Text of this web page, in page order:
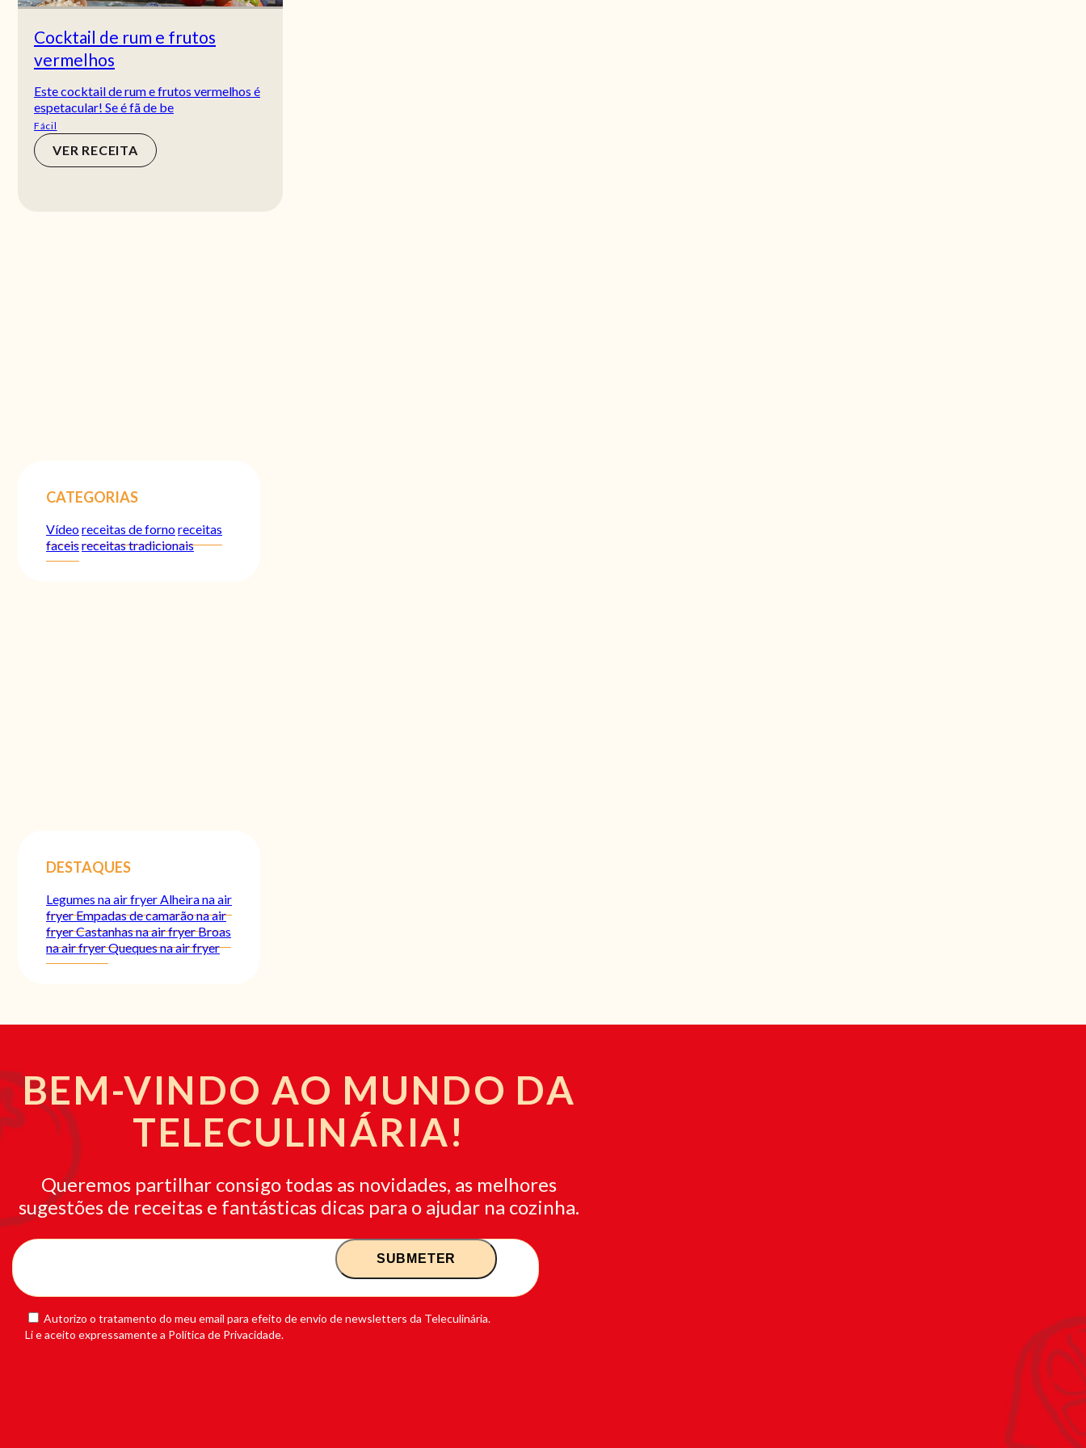
Cocktail de rum e frutos
vermelhos
Este cocktail de rum e frutos vermelhos é
espetacular! Se é fã de be
Fácil
VER RECEITA
CATEGORIAS
Vídeoreceitas de fornoreceitas
faceisreceitas tradicionais
DESTAQUES
Legumes na air fryerAlheira na air
fryerEmpadas de camarão na air
fryerCastanhas na air fryerBroas
na air fryerQueques na air fryer
BEM-VINDO AO MUNDO DA
TELECULINÁRIA!
Queremos partilhar consigo todas as novidades, as melhores
sugestões de receitas e fantásticas dicas para o ajudar na cozinha.
Autorizo o tratamento do meu email para efeito de envio de newsletters da Teleculinária.
Li e aceito expressamente a Política de Privacidade.